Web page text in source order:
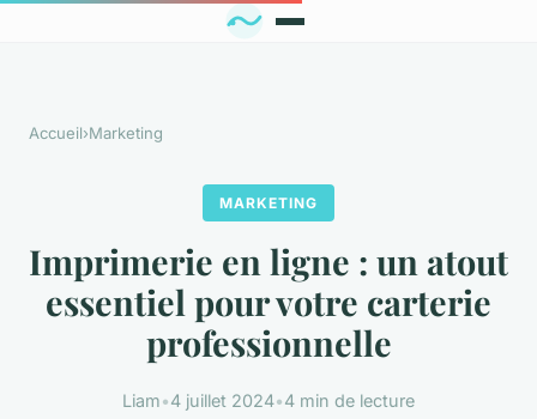
Accueil›Marketing
MARKETING
Imprimerie en ligne : un atout
essentiel pour votre carterie
professionnelle
Liam•4 juillet 2024•4 min de lecture